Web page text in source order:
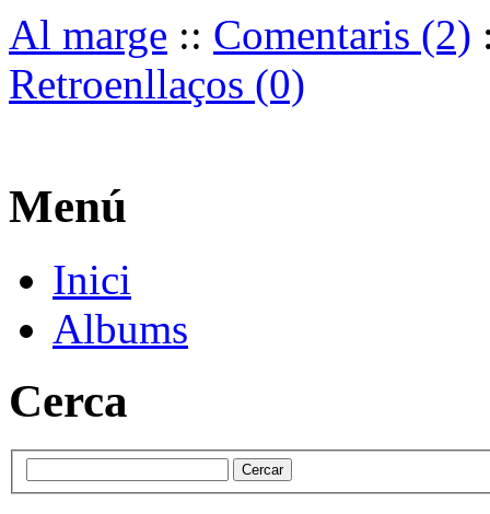
Al marge :: Comentaris (2)
Retroenllaços (0)
Menú
Inici
Albums
Cerca